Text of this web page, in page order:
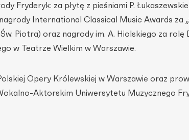
Fryderyk: za płytę z pieśniami P.
International Classical Music Awards za
Piotra) oraz nagrody im. A. Hiolskiego za rolę
w Teatrze Wielkim w Warszawie.
Opery Królewskiej w Warszawie oraz
Aktorskim Uniwersytetu Muzycznego